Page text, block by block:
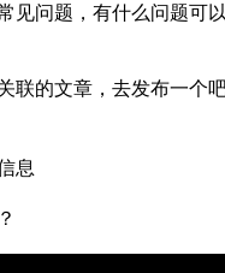
见问题，有什么问题可
联的文章，去发布一个
息